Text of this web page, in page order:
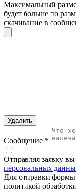
Максимальный
будет больше по
скачивание в
Удалить
Сообщение *
Отправляя заявку вы
персональных
Для отправки формы
политикой